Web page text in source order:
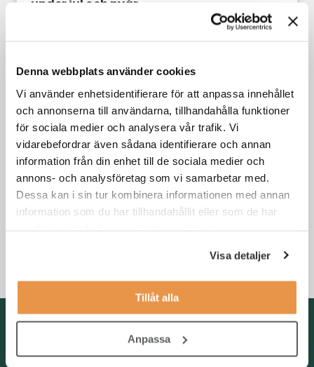
Denna webbplats använder cookies
Vi använder enhetsidentifierare för att anpassa innehållet
och annonserna till användarna, tillhandahålla funktioner
för sociala medier och analysera vår trafik. Vi
vidarebefordrar även sådana identifierare och annan
information från din enhet till de sociala medier och
annons- och analysföretag som vi samarbetar med.
Dessa kan i sin tur kombinera informationen med annan
information som du har tillhandahållit eller som de har
Visa detaljer
Tillåt alla
Anpassa
under jul och nyår
3 skäl till att byta jobb i kristider
Kontakta oss
info@tng.se